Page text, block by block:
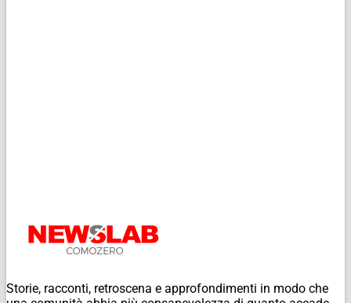
Storie, racconti, retroscena e approfondimenti in modo che